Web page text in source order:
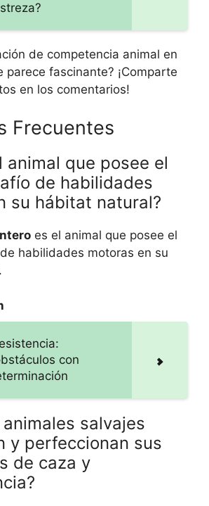
de competencia animal en
parece fascinante? ¡Comparte
en los comentarios!
Frecuentes
animal que posee el
de habilidades
su hábitat natural?
es el animal que posee el
habilidades motoras en su
con
salvajes
y perfeccionan sus
de caza y